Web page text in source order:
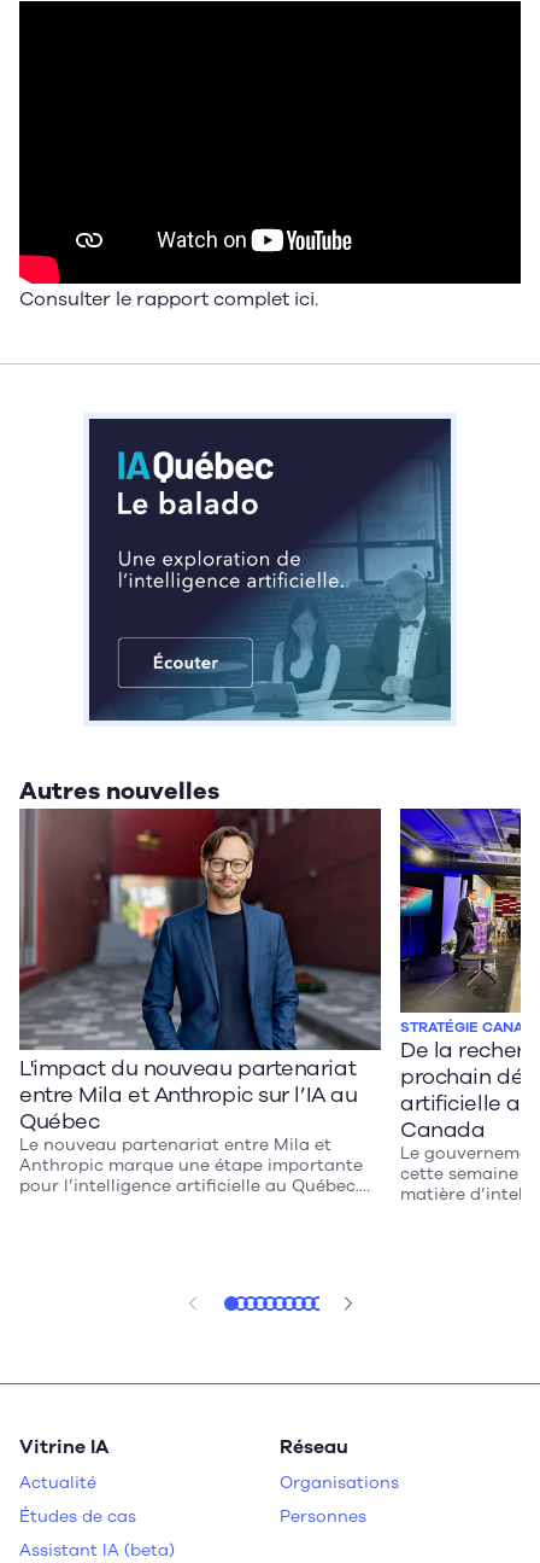
Consulter le rapport complet ici.
Autres nouvelles
L'impact du nouveau partenariat
entre Mila et Anthropic sur l’IA au
Québec
Le nouveau partenariat entre Mila et
Anthropic marque une étape importante
pour l’intelligence artificielle au Québec.
secteurs clés comme la santé, la robotique
combler l’écart entre les découvertes
STRATÉGIE
De la
prochain défi
artificielle au
Canada
Le
cette semaine
matière
Vitrine IA
Actualité
Études de cas
Assistant IA (beta)
Réseau
Organisations
Personnes